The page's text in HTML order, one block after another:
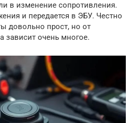
в изменение сопротивления.
и передается в ЭБУ. Честно
довольно прост, но от
зависит очень многое.